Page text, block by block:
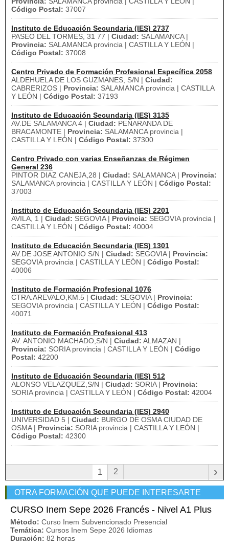
Código Postal: 37007
Instituto de Educación Secundaria (IES) 2737
PASEO DEL TORMES, 31 77 | Ciudad: SALAMANCA |
Provincia: SALAMANCA provincia | CASTILLA Y LEÓN |
Código Postal: 37008
Centro Privado de Formación Profesional Específica 2058
ALDEHUELA DE LOS GUZMANES, S/N | Ciudad:
CABRERIZOS | Provincia: SALAMANCA provincia | CASTILLA
Y LEÓN | Código Postal: 37193
Instituto de Educación Secundaria (IES) 3135
AV.DE SALAMANCA 4 | Ciudad: PEÑARANDA DE
BRACAMONTE | Provincia: SALAMANCA provincia |
CASTILLA Y LEÓN | Código Postal: 37300
Centro Privado con varias Enseñanzas de Régimen
General 236
PINTOR DIAZ CANEJA,28 | Ciudad: SALAMANCA | Provincia:
SALAMANCA provincia | CASTILLA Y LEÓN | Código Postal:
37003
Instituto de Educación Secundaria (IES) 2201
AVILA, 1 | Ciudad: SEGOVIA | Provincia: SEGOVIA provincia |
CASTILLA Y LEÓN | Código Postal: 40004
Instituto de Educación Secundaria (IES) 1301
AV.DE JOSE ANTONIO S/N | Ciudad: SEGOVIA | Provincia:
SEGOVIA provincia | CASTILLA Y LEÓN | Código Postal:
40006
Instituto de Formación Profesional 1076
CTRA.AREVALO,KM.5 | Ciudad: SEGOVIA | Provincia:
SEGOVIA provincia | CASTILLA Y LEÓN | Código Postal:
40071
Instituto de Formación Profesional 413
AV. ANTONIO MACHADO,S/N | Ciudad: ALMAZAN |
Provincia: SORIA provincia | CASTILLA Y LEÓN | Código
Postal: 42200
Instituto de Educación Secundaria (IES) 512
ALONSO VELAZQUEZ,S/N | Ciudad: SORIA | Provincia:
SORIA provincia | CASTILLA Y LEÓN | Código Postal: 42004
Instituto de Educación Secundaria (IES) 2940
UNIVERSIDAD 5 | Ciudad: BURGO DE OSMA CIUDAD DE
OSMA | Provincia: SORIA provincia | CASTILLA Y LEÓN |
Código Postal: 42300
1 2 ›
OTRA FORMACIÓN QUE PUEDE INTERESARTE
CURSO Inem Sepe 2026 Francés - Nivel A1 Plus
Método: Curso Inem Subvencionado Presencial
Temática: Cursos Inem Sepe 2026 Idiomas
Duración: 82 horas